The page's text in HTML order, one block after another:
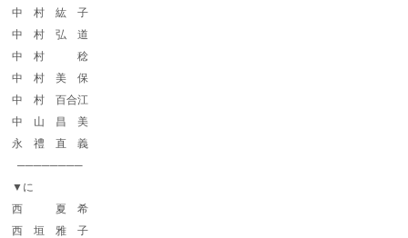
中 村 紘 子
中 村 弘 道
中 村 稔
中 村 美 保
中 村 百合江
中 山 昌 美
永 禮 直 義
────────
▼に
西 夏 希
西 垣 雅 子